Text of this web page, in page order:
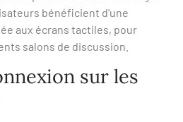
bénéficient d'une
aux écrans tactiles, pour
salons de discussion.
sur les